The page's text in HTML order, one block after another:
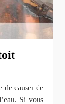
de causer de
Si vous